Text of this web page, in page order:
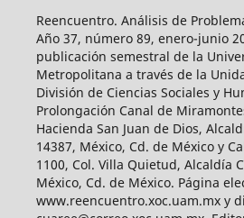
Reencuentro. Análisis de
Año 37, número 89, enero-junio
publicación semestral de la
Metropolitana a través de la
División de Ciencias Sociales y
Prolongación Canal de
Hacienda San Juan de Dios,
14387, México, Cd. de México y
1100, Col. Villa Quietud, Alcaldía
México, Cd. de México. Página
www.reencuentro.xoc.uam.mx y